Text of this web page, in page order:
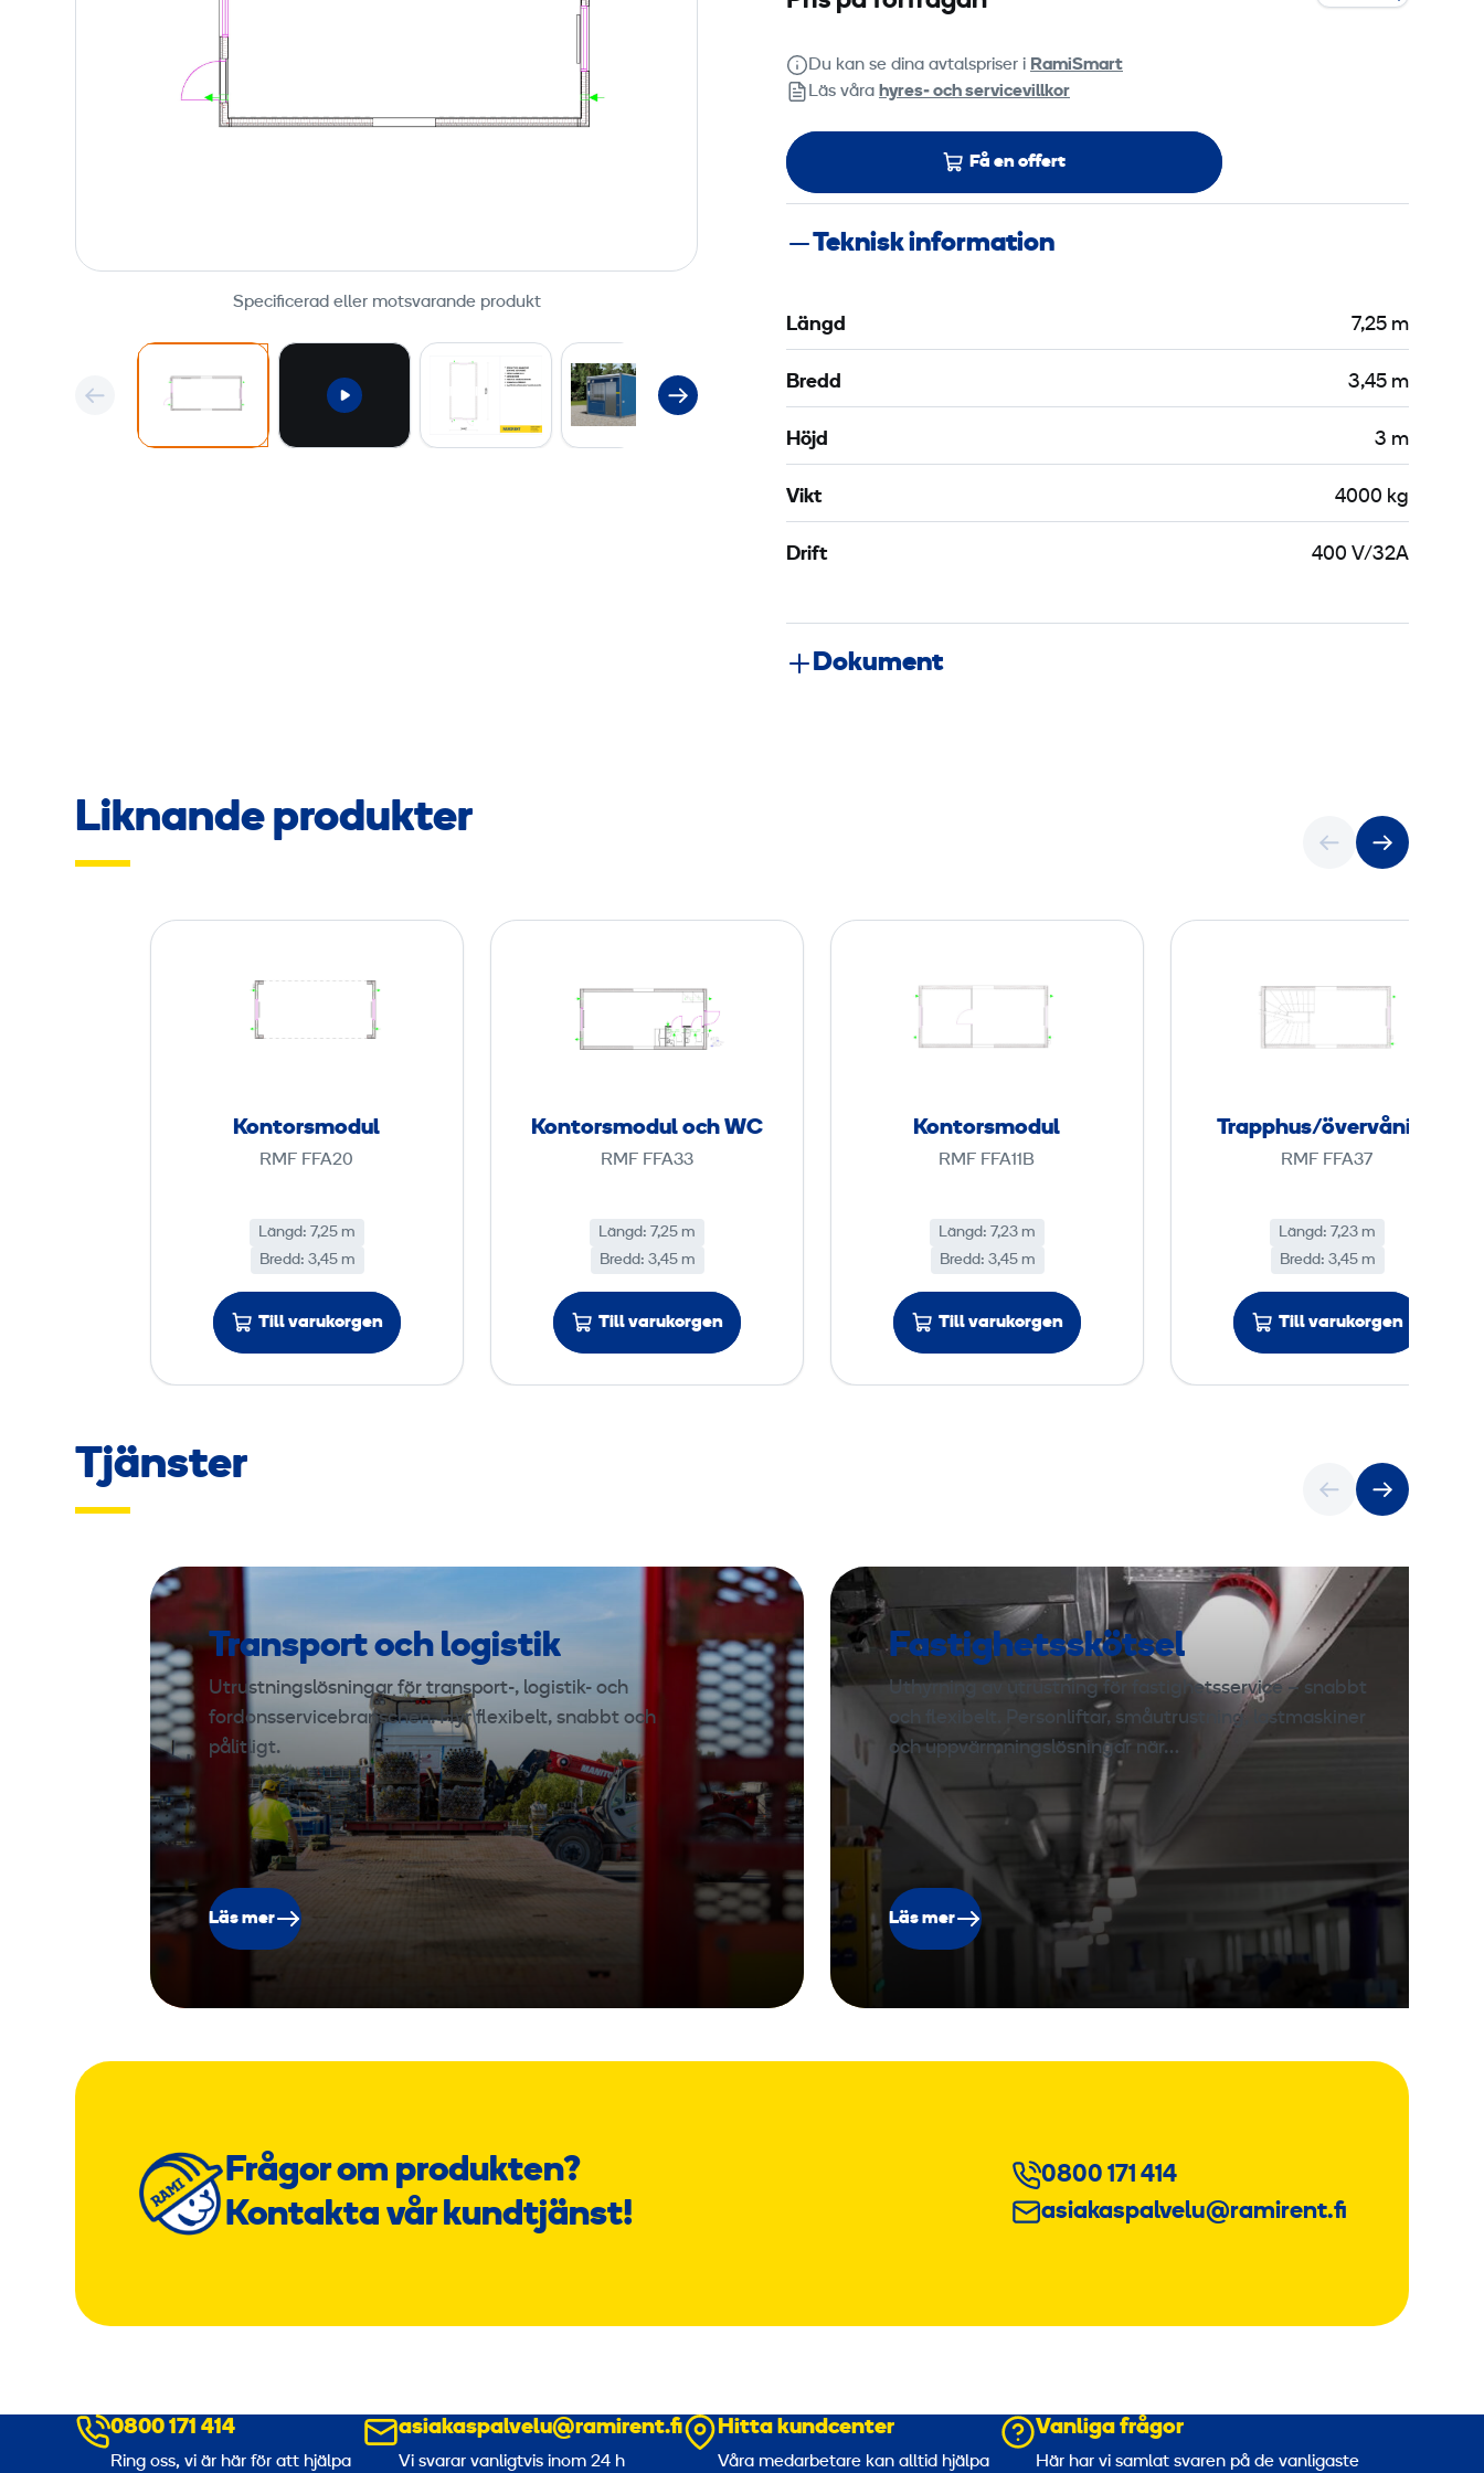
detta innehåll.
Specificerad eller motsvarande produkt
Du kan se dina avtalspriser i RamiSmart
Läs våra hyres‑ och servicevillkor
Få en offert
Teknisk information
Längd 7,25 m
Bredd 3,45 m
Höjd 3 m
Vikt 4000 kg
Drift 400 V/32A
Dokument
Liknande produkter
u
l
Kontorsmodul
RMF FFA20
Längd: 7,25 m
Bredd: 3,45 m
Till varukorgen
n
o
s
u
l
o
c
h
W
Kontorsmodul och WC
RMF FFA33
Längd: 7,25 m
Bredd: 3,45 m
Till varukorgen
n
o
u
l
Kontorsmodul
RMF FFA11B
Längd: 7,23 m
Bredd: 3,45 m
Till varukorgen
a
u
v
e
r
v
å
n
Trapphus/övervåning
RMF FFA37
Längd: 7,23 m
Bredd: 3,45 m
Till varukorgen
Tjänster
Transport och logistik
Utrustningslösningar för transport-, logistik- och
fordonsservicebranschen. Hyr flexibelt, snabbt och
pålitligt.
Läs mer
Fastighetsskötsel
Uthyrning av utrustning för fastighetsservice – snabbt
och flexibelt. Personliftar, småutrustning, lastmaskiner
och uppvärmningslösningar när…
Läs mer
Frågor om produkten?
Kontakta vår kundtjänst!
0800 171 414
asiakaspalvelu@ramirent.fi
0800 171 414
Ring oss, vi är här för att hjälpa
asiakaspalvelu@ramirent.fi
Vi svarar vanligtvis inom 24 h
Hitta kundcenter
Våra medarbetare kan alltid hjälpa
Vanliga frågor
Här har vi samlat svaren på de vanligaste